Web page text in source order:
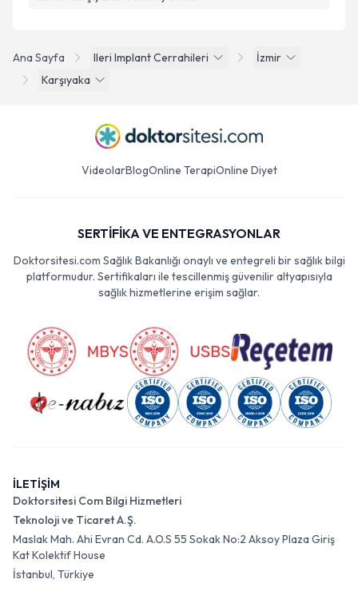
Ana Sayfa Ileri Implant Cerrahileri
İzmir
Karşıyaka
VideolarBlogOnline TerapiOnline Diyet
SERTİFİKA VE ENTEGRASYONLAR
Doktorsitesi.com Sağlık Bakanlığı onaylı ve entegreli bir sağlık bilgi
platformudur. Sertifikaları ile tescillenmiş güvenilir altyapısıyla
sağlık hizmetlerine erişim sağlar.
İLETİŞİM
Doktorsitesi Com Bilgi Hizmetleri
Teknoloji ve Ticaret A.Ş.
Maslak Mah. Ahi Evran Cd. A.O.S 55 Sokak No:2 Aksoy Plaza Giriş
Kat Kolektif House
İstanbul, Türkiye